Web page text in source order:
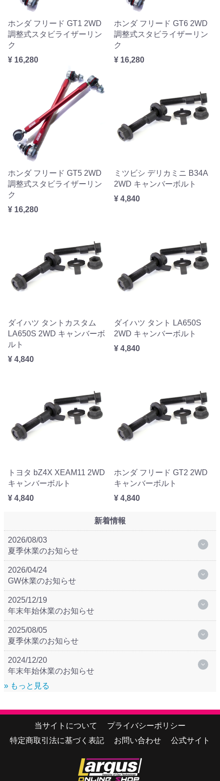
ホンダ フリード GT1 2WD
調整式スタビライザーリン
ク
¥ 16,280
ホンダ フリード GT6 2WD
調整式スタビライザーリン
ク
¥ 16,280
ホンダ フリード GT5 2WD
調整式スタビライザーリン
ク
¥ 16,280
ミツビシ デリカミニ B34A
2WD キャンバーボルト
¥ 4,840
ダイハツ タントカスタム
LA650S 2WD キャンバーボ
ルト
¥ 4,840
ダイハツ タント LA650S
2WD キャンバーボルト
¥ 4,840
トヨタ bZ4X XEAM11 2WD
キャンバーボルト
¥ 4,840
ホンダ フリード GT2 2WD
キャンバーボルト
¥ 4,840
新着情報
2026/08/03
夏季休業のお知らせ
2026/04/24
GW休業のお知らせ
2025/12/19
年末年始休業のお知らせ
2025/08/05
夏季休業のお知らせ
2024/12/20
年末年始休業のお知らせ
» もっと見る
当サイトについて
プライバシーポリシー
特定商取引法に基づく表記
お問い合わせ 公式サイト